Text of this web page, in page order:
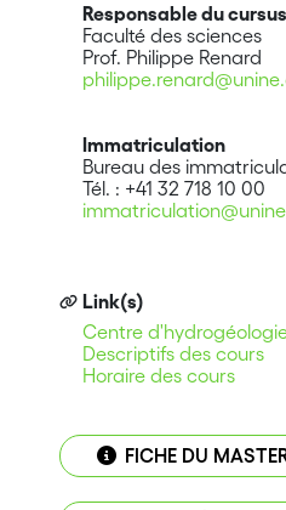
Responsable du cursus
Faculté des sciences
Prof. Philippe Renard
Immatriculation
Bureau des
Tél. : +41 32 718 10 00
Link(s)
Centre
Descriptifs des cours
Horaire des cours
FICHE DU